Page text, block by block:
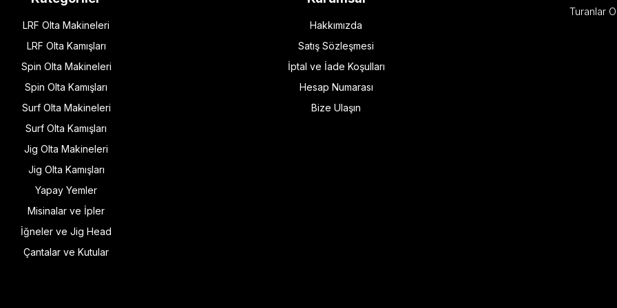
LRF Olta Makineleri
LRF Olta Kamışları
Spin Olta Makineleri
Spin Olta Kamışları
Surf Olta Makineleri
Surf Olta Kamışları
Jig Olta Makineleri
Jig Olta Kamışları
Yapay Yemler
Misinalar ve İpler
İğneler ve Jig Head
Çantalar ve Kutular
Hakkımızda
Satış Sözleşmesi
İptal ve İade Koşulları
Hesap Numarası
Bize Ulaşın
Turanlar